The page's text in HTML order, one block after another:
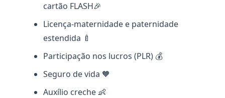
cartão FLASH🎉
Licença-maternidade e paternidade
estendida 🍼
Participação nos lucros (PLR) 💰
Seguro de vida 🧡
Auxílio creche 👶